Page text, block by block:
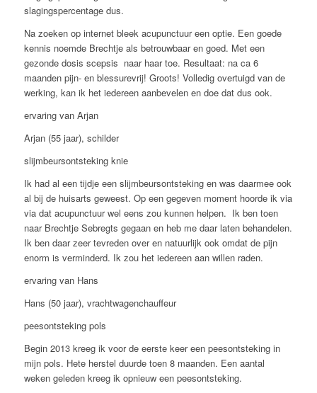
slagingspercentage dus.
Na zoeken op internet bleek acupunctuur een optie. Een goede
kennis noemde Brechtje als betrouwbaar en goed. Met een
gezonde dosis scepsis naar haar toe. Resultaat: na ca 6
maanden pijn- en blessurevrij! Groots! Volledig overtuigd van de
werking, kan ik het iedereen aanbevelen en doe dat dus ook.
ervaring van Arjan
Arjan (55 jaar), schilder
slijmbeursontsteking knie
Ik had al een tijdje een slijmbeursontsteking en was daarmee ook
al bij de huisarts geweest. Op een gegeven moment hoorde ik via
via dat acupunctuur wel eens zou kunnen helpen. Ik ben toen
naar Brechtje Sebregts gegaan en heb me daar laten behandelen.
Ik ben daar zeer tevreden over en natuurlijk ook omdat de pijn
enorm is verminderd. Ik zou het iedereen aan willen raden.
ervaring van Hans
Hans (50 jaar), vrachtwagenchauffeur
peesontsteking pols
Begin 2013 kreeg ik voor de eerste keer een peesontsteking in
mijn pols. Hete herstel duurde toen 8 maanden. Een aantal
weken geleden kreeg ik opnieuw een peesontsteking.